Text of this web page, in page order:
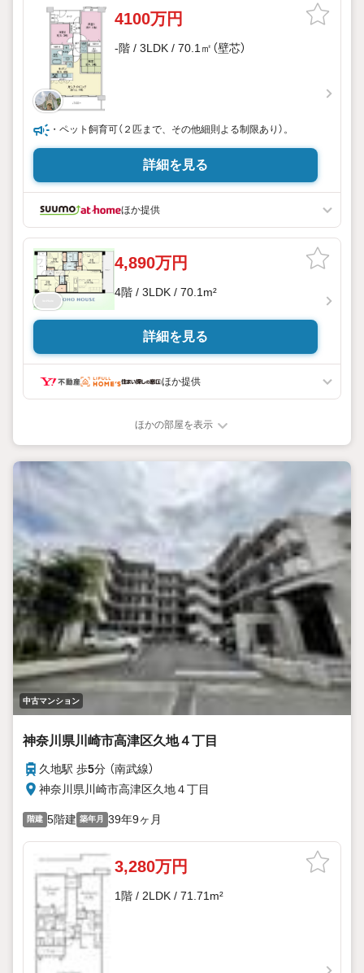
4100万円
-階 / 3LDK / 70.1㎡（壁芯）
・ペット飼育可（２匹まで、その他細則よる制限あり）。
詳細を見る
ほか提供
4,890万円
4階 / 3LDK / 70.1m²
詳細を見る
ほか提供
ほかの部屋を表示
中古マンション
神奈川県川崎市高津区久地４丁目
久地駅 歩5分 （南武線）
神奈川県川崎市高津区久地４丁目
階建 5階建 築年月 39年9ヶ月
3,280万円
1階 / 2LDK / 71.71m²